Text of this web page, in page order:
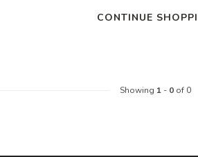
CONTINUE
Showing 1- 0of 0